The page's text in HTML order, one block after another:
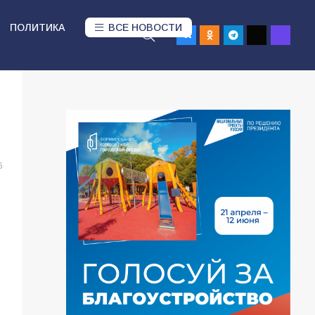
ПОЛИТИКА ВСЕ НОВОСТИ